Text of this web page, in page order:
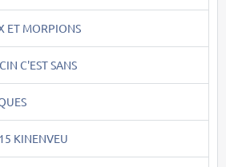
ET MORPIONS
C'EST SANS
KINENVEU